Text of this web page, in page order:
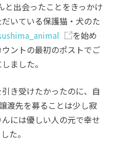
出会ったことをきっかけ
いている保護猫・犬のた
を始め
ントの最初のポストでご
ました。
き受けたかったのに、自
渡先を募ることは少し寂
には優しい人の元で幸せ
た。